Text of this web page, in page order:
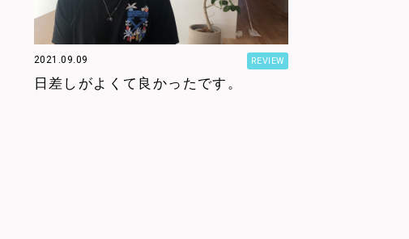
2021.09.09 REVIEW
日差しがよくて良かったです。